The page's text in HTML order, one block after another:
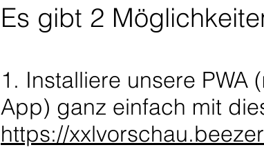
Es gibt 2
1. Installiere unsere PWA
App) ganz einfach mit
https://